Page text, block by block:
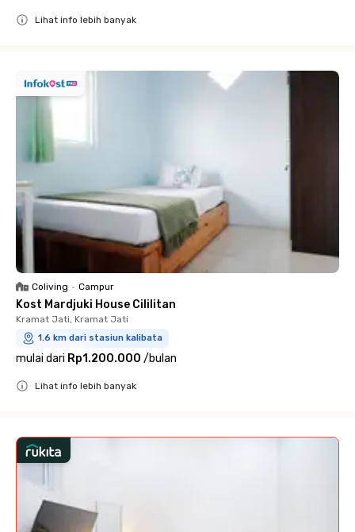
Lihat info lebih banyak
Coliving • Campur
Kost Mardjuki House Cililitan
Kramat Jati, Kramat Jati
1.6 km dari stasiun kalibata
mulai dari Rp1.200.000 /bulan
Lihat info lebih banyak